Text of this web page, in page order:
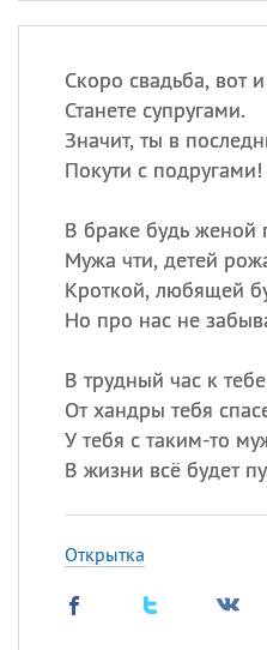
Скоро свадьба, вот
Станете супругами.
Значит, ты в
Покути с подругами!
В браке будь женой
Мужа чти, детей
Кроткой, любящей
Но про нас не
В трудный час к
От хандры тебя
У тебя с таким-то
В жизни всё будет
Открытка